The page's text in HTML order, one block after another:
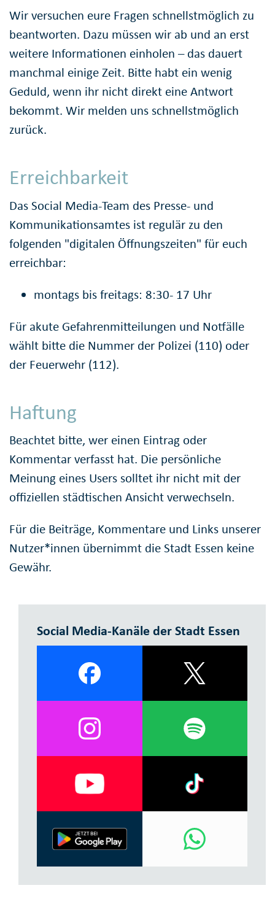
Wir versuchen eure Fragen schnellstmöglich zu
beantworten. Dazu müssen wir ab und an erst
weitere Informationen einholen – das dauert
manchmal einige Zeit. Bitte habt ein wenig
Geduld, wenn ihr nicht direkt eine Antwort
bekommt. Wir melden uns schnellstmöglich
zurück.
Erreichbarkeit
Das Social Media-Team des Presse- und
Kommunikationsamtes ist regulär zu den
folgenden "digitalen Öffnungszeiten" für euch
erreichbar:
montags bis freitags: 8:30- 17 Uhr
Für akute Gefahrenmitteilungen und Notfälle
wählt bitte die Nummer der Polizei (110) oder
der Feuerwehr (112).
Haftung
Beachtet bitte, wer einen Eintrag oder
Kommentar verfasst hat. Die persönliche
Meinung eines Users solltet ihr nicht mit der
offiziellen städtischen Ansicht verwechseln.
Für die Beiträge, Kommentare und Links unserer
Nutzer*innen übernimmt die Stadt Essen keine
Gewähr.
Social Media-Kanäle der Stadt Essen